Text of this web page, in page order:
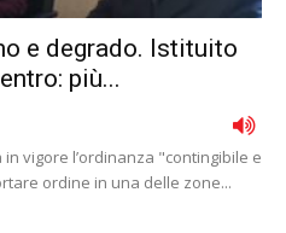
e degrado. Istituito
più...
vigore l’ordinanza "contingibile e
ordine in una delle zone...